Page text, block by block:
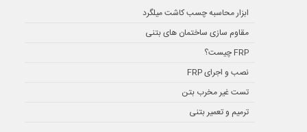
ابزار محاسبه چسب کاشت میلگرد
مقاوم سازی ساختمان های بتنی
FRP چیست؟
نصب و اجرای FRP
تست غیر مخرب بتن
ترمیم و تعمیر بتنی